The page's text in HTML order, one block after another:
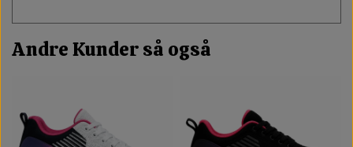
Andre Kunder så også